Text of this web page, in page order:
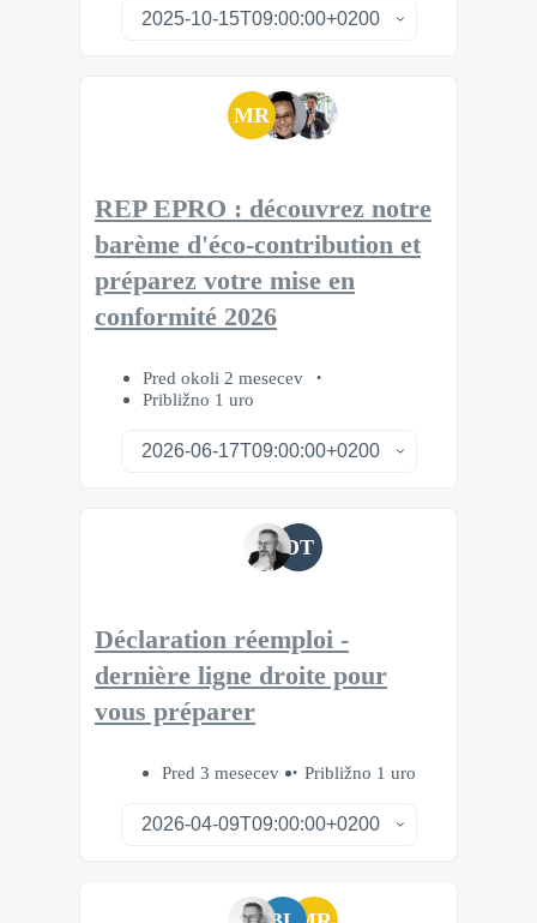
MR
REP EPRO : découvrez notre
barème d'éco-contribution et
préparez votre mise en
conformité 2026
Pred okoli 2 mesecev
Približno 1 uro
DT
Déclaration réemploi -
dernière ligne droite pour
vous préparer
Pred 3 mesecev Približno 1 uro